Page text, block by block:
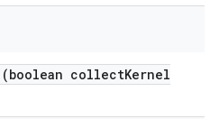
(boolean collectKernel